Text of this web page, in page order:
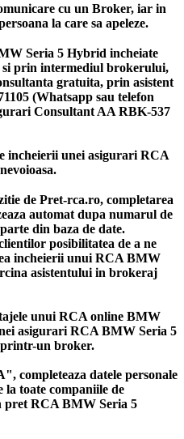
cu un Broker, iar in
la care sa apeleze.
Seria 5 Hybrid incheiate
prin intermediul brokerului,
gratuita, prin asistent
(Whatsapp sau telefon
Consultant AA RBK-537
incheierii unei asigurari RCA
de Pret-rca.ro, completarea
automat dupa numarul de
din baza de date.
posibilitatea de a ne
incheierii unui RCA BMW
asistentului in brokeraj
unui RCA online BMW
asigurari RCA BMW Seria 5
un broker.
completeaza datele personale
la toate companiile de
pret RCA BMW Seria 5